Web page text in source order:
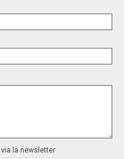
la newsletter